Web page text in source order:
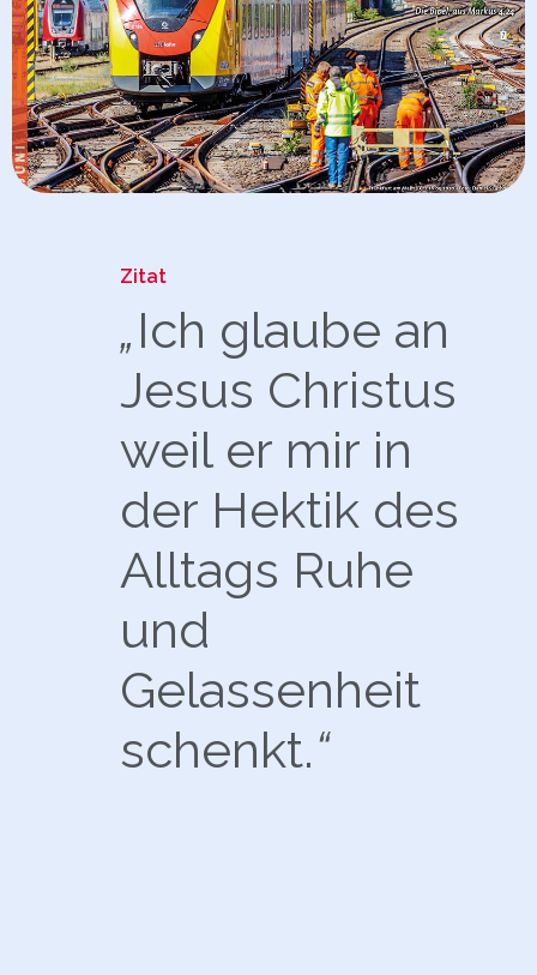
Zitat
„Ich glaube an
Jesus Christus
weil er mir in
der Hektik des
Alltags Ruhe
und
Gelassenheit
schenkt.“